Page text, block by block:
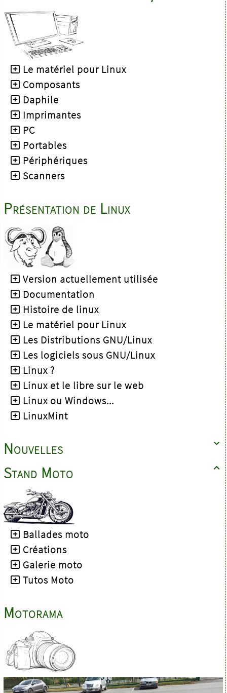
Le matériel pour Linux
Composants
Daphile
Imprimantes
PC
Portables
Périphériques
Scanners
Présentation de Linux
Version actuellement utilisée
Documentation
Histoire de linux
Le matériel pour Linux
Les Distributions GNU/Linux
Les logiciels sous GNU/Linux
Linux ?
Linux et le libre sur le web
Linux ou Windows...
LinuxMint

Nouvelles

Stand Moto
Ballades moto
Créations
Galerie moto
Tutos Moto
Motorama